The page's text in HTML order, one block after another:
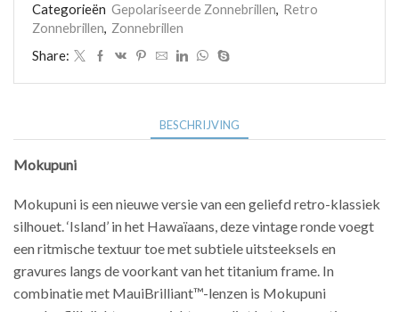
aantal
Categorieën Gepolariseerde Zonnebrillen, Retro
Zonnebrillen, Zonnebrillen
Share:
BESCHRIJVING
Mokupuni
Mokupuni is een nieuwe versie van een geliefd retro-klassiek
silhouet. ‘Island’ in het Hawaïaans, deze vintage ronde voegt
een ritmische textuur toe met subtiele uitsteeksels en
gravures langs de voorkant van het titanium frame. In
combinatie met MauiBrilliant™-lenzen is Mokupuni